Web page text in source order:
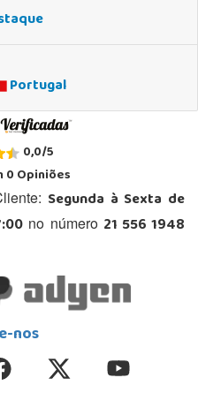
Portugal
0,0/5
0Opiniões
Segunda à Sexta de
no número 21 556 1948
nos